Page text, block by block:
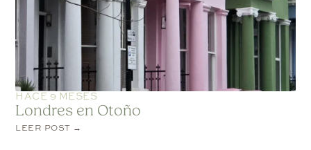
HACE 9 MESES
Londres en Otoño
LEER POST →